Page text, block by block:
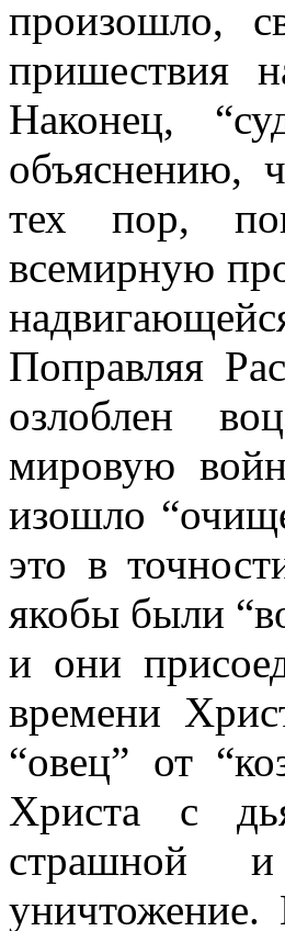
произошло,
пришествия
Наконец,
объяснению,
тех пор,
всемирную
Поправляя
озлоблен
мировую
изошло
это в
якобы были
и они
времени
“овец” от
Христа с
страшной
уничтожение.